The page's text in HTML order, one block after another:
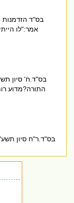
אמר:"לו
התורה?מדוע